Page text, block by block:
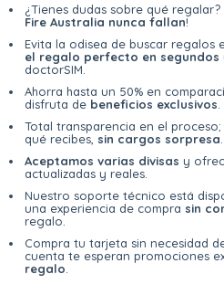
¿Tienes dudas sobre qué regalar?
Fire Australia nunca fallan!
Evita la odisea de buscar regalos
el regalo perfecto en segundos
doctorSIM.
Ahorra hasta un 50% en
disfruta de beneficios exclusivos
Total transparencia en el
qué recibes, sin cargos sorpresa
Aceptamos varias divisas y
actualizadas y reales.
Nuestro soporte técnico está
una experiencia de compra sin
regalo.
Compra tu tarjeta sin necesidad
cuenta te esperan promociones
regalo